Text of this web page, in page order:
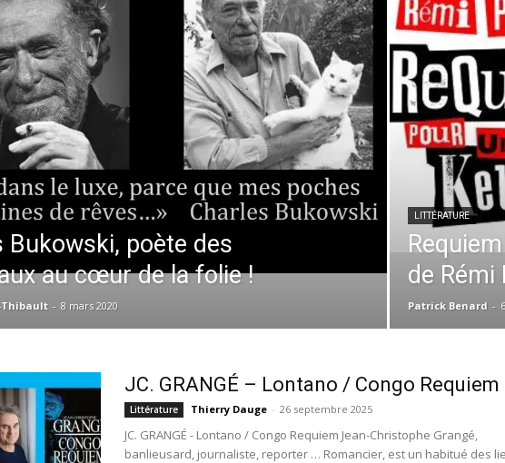
Bukowski, poète des
au cœur de la folie !
Thibault - 8 mars 2020
LITTÉRATURE
de Rémi
Patrick Benard -
JC. GRANGÉ – Lontano / Congo Requiem
Littérature Thierry Dauge - 26 septembre 2025
JC. GRANGÉ - Lontano / Congo Requiem Jean-Christophe Grangé,
banlieusard, journaliste, reporter … Romancier, est un habitué des